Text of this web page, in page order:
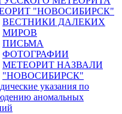
"НОВОСИБИРСК"
ВЕСТНИКИ ДАЛЕКИХ
МИРОВ
ПИСЬМА
ФОТОГРАФИИ
МЕТЕОРИТ НАЗВАЛИ
"НОВОСИБИРСК"
указания по
аномальных